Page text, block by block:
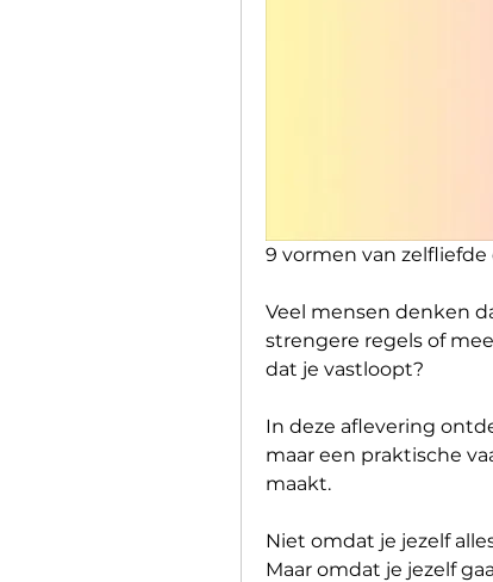
9 vormen van
Veel mensen denken
strengere regels of
dat je vastloopt?
In deze aflevering
maar een praktische
maakt.
Niet omdat je jezelf
Maar omdat je jezelf